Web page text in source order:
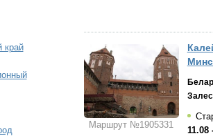
край
Маршрут №1905331
11.08